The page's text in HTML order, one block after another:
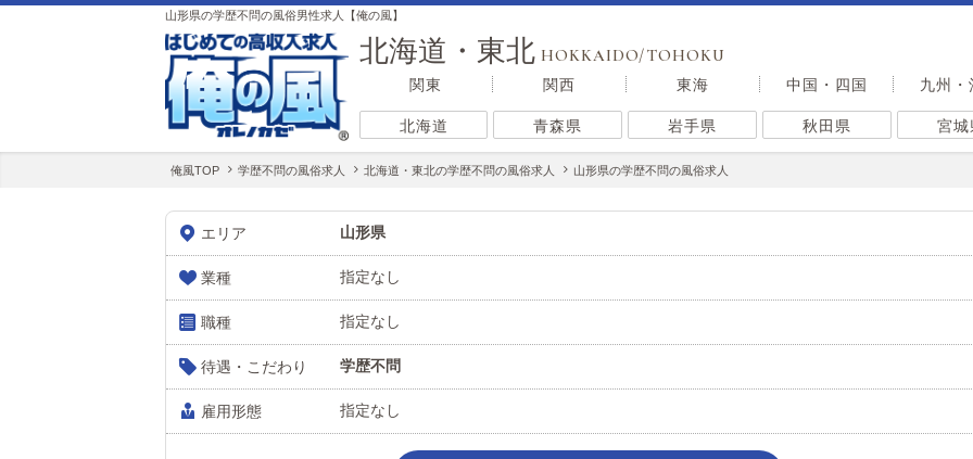
山形県の学歴不問の風俗男性求人【俺の風】
北海道・東北 HOKKAIDO/TOHOKU
関東 関西 東海 中国・四国 九州・
北海道 青森県 岩手県 秋田県 宮城
俺風TOP 学歴不問の風俗求人 北海道・東北の学歴不問の風俗求人 山形県の学歴不問の風俗求人
エリア 山形県
業種 指定なし
職種 指定なし
待遇・こだわり 学歴不問
雇用形態 指定なし